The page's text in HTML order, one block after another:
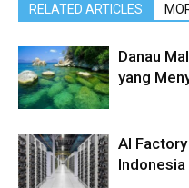
RELATED ARTICLES
Danau
yang
AI
Indonesia